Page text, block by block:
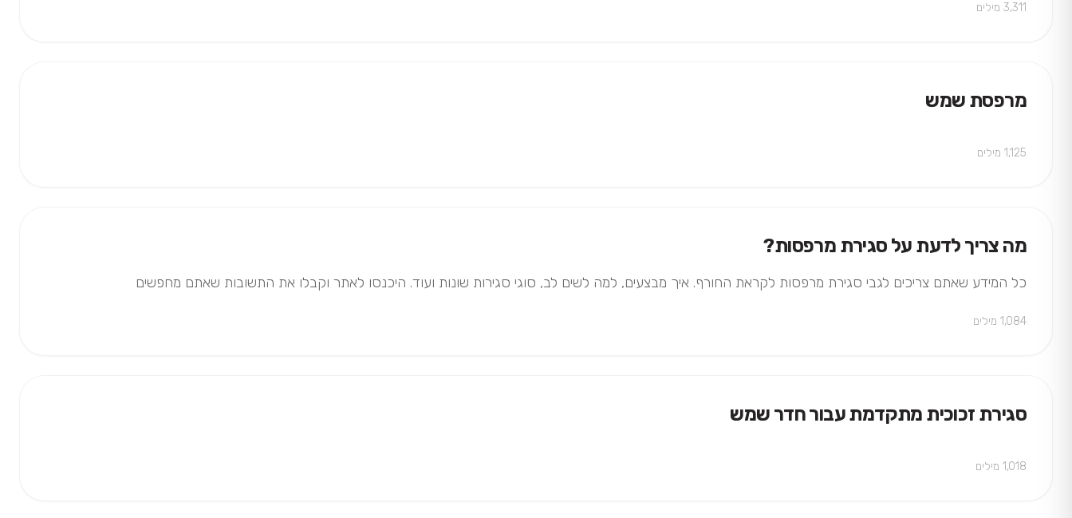
3,311 מילים
מרפסת שמש
1,125 מילים
מה צריך לדעת על סגירת מרפסות?
כל המידע שאתם צריכים לגבי סגירת מרפסות לקראת החורף. איך מבצעים, למה לשים לב, סוגי סגירות שונות ועוד. היכנסו לאתר וקבלו את התשובות שאתם מחפשים
1,084 מילים
סגירת זכוכית מתקדמת עבור חדר שמש
1,018 מילים